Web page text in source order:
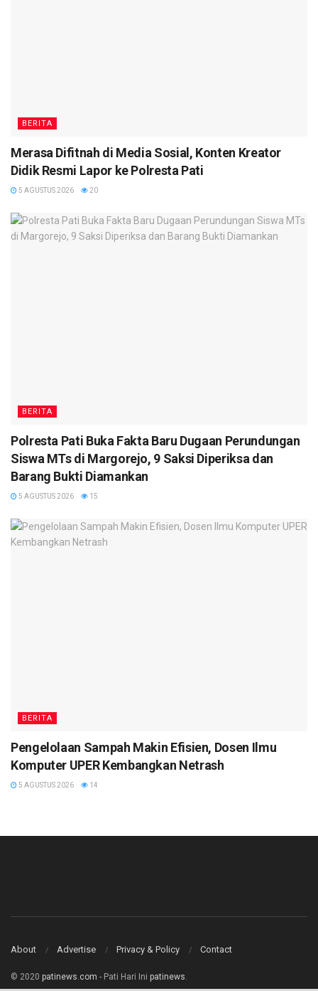
BERITA
Merasa Difitnah di Media Sosial, Konten Kreator
Didik Resmi Lapor ke Polresta Pati
5 AGUSTUS 2026 20
BERITA
Polresta Pati Buka Fakta Baru Dugaan Perundungan
Siswa MTs di Margorejo, 9 Saksi Diperiksa dan
Barang Bukti Diamankan
5 AGUSTUS 2026 15
BERITA
Pengelolaan Sampah Makin Efisien, Dosen Ilmu
Komputer UPER Kembangkan Netrash
5 AGUSTUS 2026 14
About Advertise Privacy & Policy Contact
© 2020 patinews.com - Pati Hari Ini patinews